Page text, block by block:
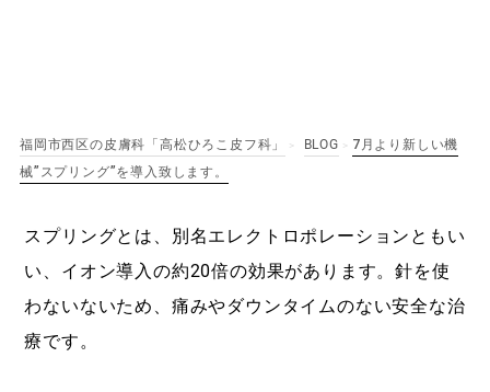
福岡市西区の皮膚科「高松ひろこ皮フ科」 > BLOG > 7月より新しい機
械”スプリング”を導入致します。
スプリングとは、別名エレクトロポレーションともい
い、イオン導入の約20倍の効果があります。針を使
わないないため、痛みやダウンタイムのない安全な治
療です。